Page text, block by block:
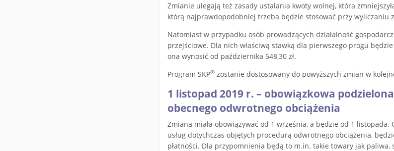
Zmianie ulegają też zasady ustalania kwoty wolnej, która
którą najprawdopodobniej trzeba będzie stosować przy wyliczaniu
Natomiast w przypadku osób prowadzących działalność
przejściowe. Dla nich właściwą stawką dla pierwszego progu
ona wynosić od października 548,30 zł.
Program SKP® zostanie dostosowany do powyższych zmian w
1 listopad 2019 r. – obowiązkowa
obecnego odwrotnego obciążenia
Zmiana miała obowiązywać od 1 września, a będzie od 1
usług dotychczas objętych procedurą odwrotnego obciążenia,
płatności. Dla przypomnienia będą to m.in. takie towary jak